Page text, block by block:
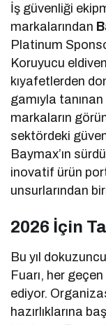
İş güvenliği
markalarından
Platinum
Koruyucu
kıyafetlerden
gamıyla
markaların
sektördeki
Baymax’ın
inovatif ürün
unsurlarından
2026 İçin
Bu yıl
Fuarı, her
ediyor.
hazırlıklarına